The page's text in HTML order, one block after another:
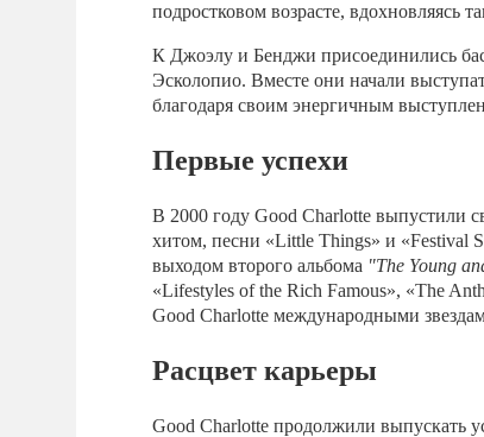
подростковом возрасте, вдохновляясь
К Джоэлу и Бенджи присоединились
Эсколопио. Вместе они начали
благодаря своим энергичным
Первые успехи
В 2000 году Good Charlotte выпустили
хитом, песни «Little Things» и «Festival
выходом второго альбома "The Young
«Lifestyles of the Rich Famous», «The
Good Charlotte международными
Расцвет карьеры
Good Charlotte продолжили выпускать